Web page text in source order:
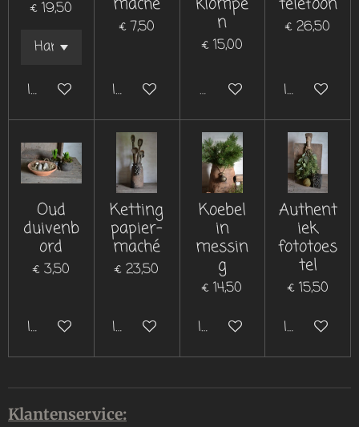
€ 19,50
In winkelwagen
€ 7,50
In winkelwagen
n
€ 15,00
Uitverkocht
€ 26,50
In
Oud
duivenb
ord
€ 3,50
In winkelwagen
Ketting
papier-
maché
€ 23,50
In winkelwagen
Koebel
in
messin
g
€ 14,50
In winkelwagen
Authent
iek
fototoes
tel
€ 15,50
In
Klantenservice: